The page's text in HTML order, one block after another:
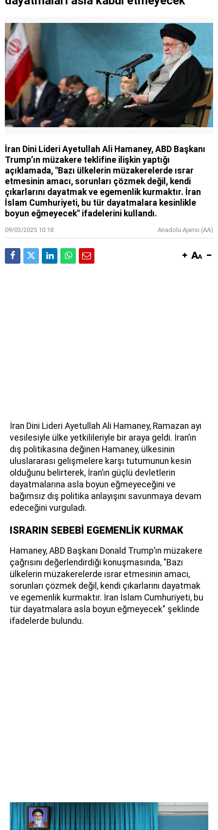
İran Dini Lideri Ayetullah Ali Hamaney, ABD Başkanı
Trump’ın müzakere teklifine ilişkin yaptığı
açıklamada, "Bazı ülkelerin müzakerelerde ısrar
etmesinin amacı, sorunları çözmek değil, kendi
çıkarlarını dayatmak ve egemenlik kurmaktır. İran
İslam Cumhuriyeti, bu tür dayatmalara kesinlikle
boyun eğmeyecek" ifadelerini kullandı.
09/03/2025 10:18 Anadolu Ajansı (AA)
İran Dini Lideri Ayetullah Ali Hamaney, Ramazan ayı
vesilesiyle ülke yetkilileriyle bir araya geldi. İran’ın
dış politikasına değinen Hamaney, ülkesinin
uluslararası gelişmelere karşı tutumunun kesin
olduğunu belirterek, İran’ın güçlü devletlerin
dayatmalarına asla boyun eğmeyeceğini ve
bağımsız dış politika anlayışını savunmaya devam
edeceğini vurguladı.
ISRARIN SEBEBİ EGEMENLİK KURMAK
Hamaney, ABD Başkanı Donald Trump’ın müzakere
çağrısını değerlendirdiği konuşmasında, "Bazı
ülkelerin müzakerelerde ısrar etmesinin amacı,
sorunları çözmek değil, kendi çıkarlarını dayatmak
ve egemenlik kurmaktır. İran İslam Cumhuriyeti, bu
tür dayatmalara asla boyun eğmeyecek" şeklinde
ifadelerde bulundu.